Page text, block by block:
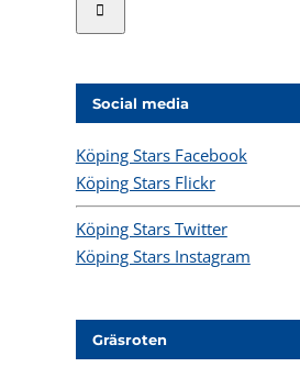
Social media
Köping Stars Facebook
Köping Stars Flickr
Köping Stars Twitter
Köping Stars Instagram
Gräsroten